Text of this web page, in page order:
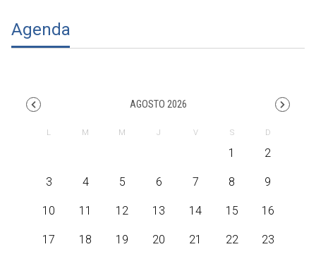
Agenda
AGOSTO 2026
1 2
3 4 5 6 7 8 9
10 11 12 13 14 15 16
17 18 19 20 21 22 23